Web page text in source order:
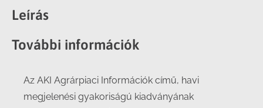
Facebook
X
Leírás
További információk
Az AKI Agrárpiaci Információk című, havi
megjelenési gyakoriságú kiadványának